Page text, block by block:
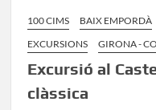
100 CIMS BAIX EMPORDÀ
EXCURSIONS
GIRONA -
Excursió al
clàssica